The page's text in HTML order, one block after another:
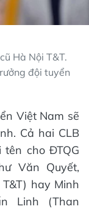
Hà Nội T&T.
đội tuyển
Việt Nam sẽ
Cả hai CLB
cho ĐTQG
Văn Quyết,
hay Minh
Linh (Than